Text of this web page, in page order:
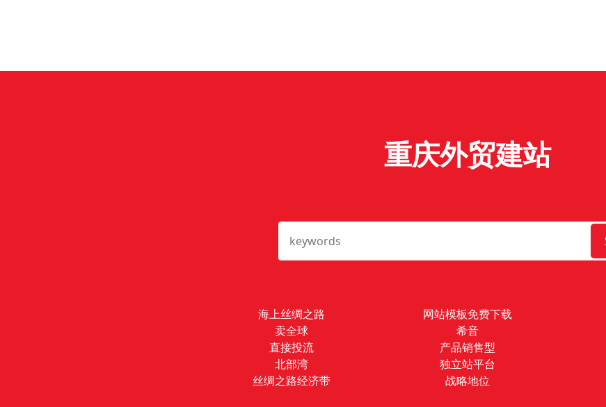
重庆外贸建站
海上丝绸之路 网站模板免费下载
卖全球
希音
直接投流
产品销售型
北部湾
独立站平台
丝绸之路经济带
战略地位